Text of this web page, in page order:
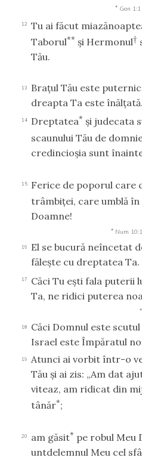
* Gen 1:1
12 Tu ai făcut
Taborul** şi Hermonul†
Tău.
13
Braţul Tău este
dreapta Ta este înălţată.
14 Dreptatea* şi judecata
scaunului Tău de
credincioşia sunt
15 Ferice de poporul care
trâmbiţei, care umblă în
Doamne!
* Num
16
El se bucură neîncetat
făleşte cu dreptatea Ta.
17 Căci Tu eşti fala puterii
Ta, ne ridici puterea
*
18
Căci Domnul este
Israel este Împăratul
19
Atunci ai vorbit într-o
Tău şi ai zis: „Am dat
viteaz, am ridicat din
tânăr*;
20 am găsit* pe robul Meu
untdelemnul Meu cel